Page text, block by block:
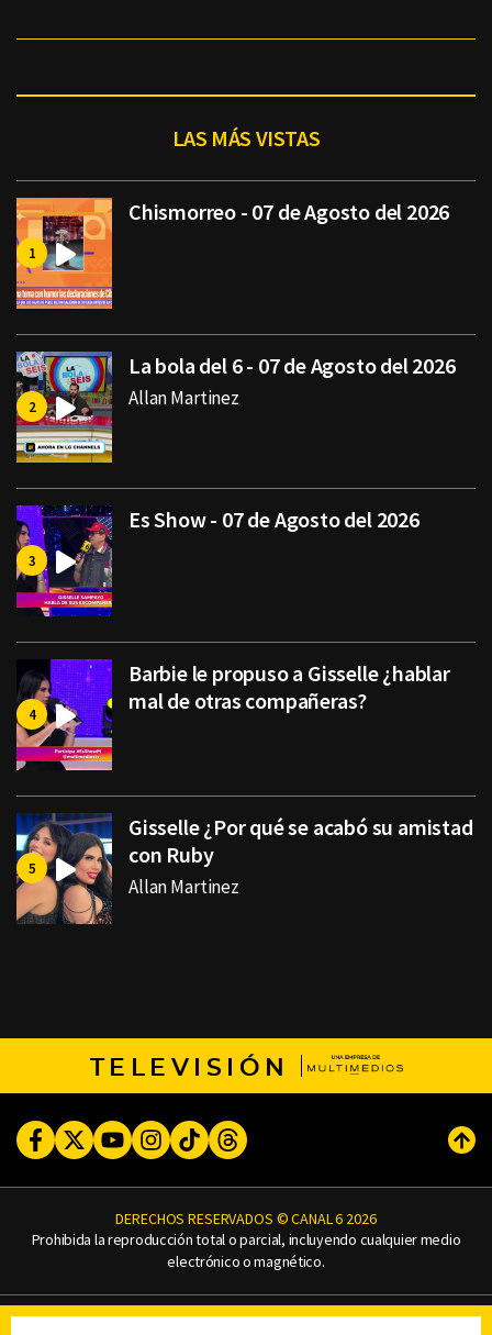
LAS MÁS VISTAS
Chismorreo - 07 de Agosto del 2026
La bola del 6 - 07 de Agosto del 2026
Allan Martinez
Es Show - 07 de Agosto del 2026
Barbie le propuso a Gisselle ¿hablar
mal de otras compañeras?
Gisselle ¿Por qué se acabó su amistad
con Ruby
Allan Martinez
TELEVISIÓN
FacebookTwitterYoutubeInstagram
TikTokThreads
DERECHOS RESERVADOS © CANAL 6 2026
Prohibida la reproducción total o parcial, incluyendo cualquier medio
electrónico o magnético.